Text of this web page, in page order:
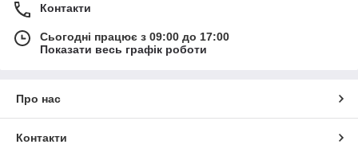
Контакти
Сьогодні працює з 09:00 до 17:00
Показати весь графік роботи
Про нас
Контакти